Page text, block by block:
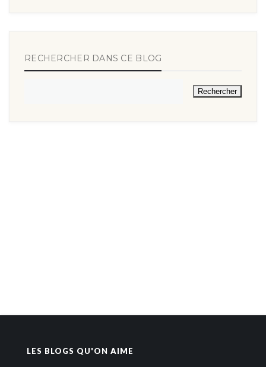
RECHERCHER DANS CE BLOG
LES BLOGS QU'ON AIME